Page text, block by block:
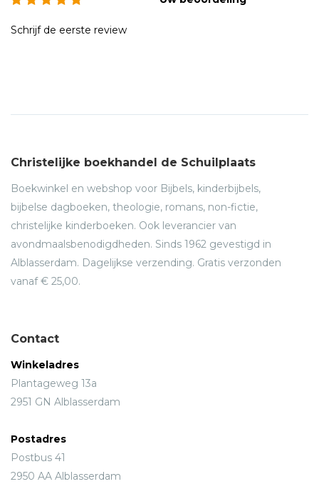
Schrijf de eerste review
Christelijke boekhandel de Schuilplaats
Boekwinkel en webshop voor Bijbels, kinderbijbels,
bijbelse dagboeken, theologie, romans, non-fictie,
christelijke kinderboeken. Ook leverancier van
avondmaalsbenodigdheden. Sinds 1962 gevestigd in
Alblasserdam. Dagelijkse verzending. Gratis verzonden
vanaf € 25,00.
Contact
Winkeladres
Plantageweg 13a
2951 GN Alblasserdam
Postadres
Postbus 41
2950 AA Alblasserdam